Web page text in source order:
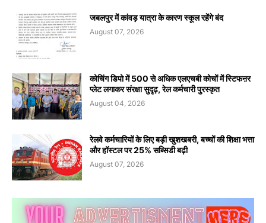
जबलपुर में कांवड़ यात्रा के कारण स्कूल रहेंगे बंद
August 07, 2026
कोचिंग डिपो में 500 से अधिक एलएचबी कोचों में स्टिफऩर
प्लेट लगाकर संरक्षा सुदृढ़, रेल कर्मचारी पुरस्कृत
August 04, 2026
रेलवे कर्मचारियों के लिए बड़ी खुशखबरी, बच्चों की शिक्षा भत्ता
और हॉस्टल पर 25% सब्सिडी बढ़ी
August 07, 2026